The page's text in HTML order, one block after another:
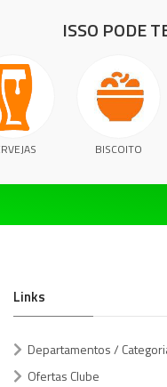
ISSO PODE
BISCOITO
Links
Departamentos /
Ofertas Clube